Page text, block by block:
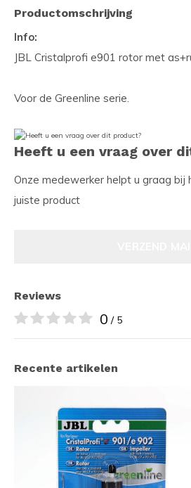
Productomschrijving
Info:
JBL Cristalprofi e901 rotor met
Voor de Greenline serie.
Heeft u een vraag over
Onze medewerker helpt u graag bij
juiste product
Reviews
0 / 5
Recente artikelen